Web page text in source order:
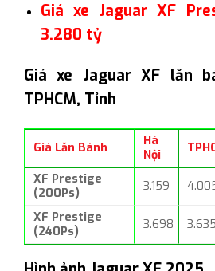
Giá xe Jaguar XF
3.280 tỷ
Giá xe Jaguar XF lăn
TPHCM, Tỉnh
Giá Lăn Bánh
Hà
Nội
XF Prestige
(200Ps)
3.159
XF Prestige
(240Ps)
3.698 3.635